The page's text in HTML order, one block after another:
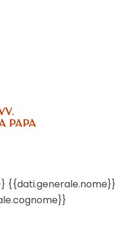
PAPA